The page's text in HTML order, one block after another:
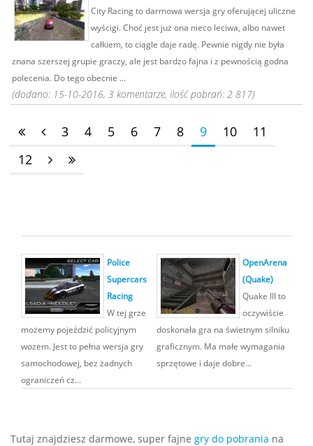
City Racing to darmowa wersja gry oferującej uliczne
wyścigi. Choć jest już ona nieco leciwa, albo nawet
całkiem, to ciągle daje radę. Pewnie nigdy nie była
znana szerszej grupie graczy, ale jest bardzo fajna i z pewnością godna
polecenia. Do tego obecnie ...
(dodano: 15-10-2016, 3 komentarze, ilość pobrań: 2 817)
3 4 5 6 7 8 9 10
11
12
Police
Supercars
Racing
W tej grze
możemy pojeździć policyjnym
wozem. Jest to pełna wersja gry
samochodowej, bez żadnych
ograniczeń cz...
OpenArena
(Quake)
Quake III to
oczywiście
doskonała gra na świetnym silniku
graficznym. Ma małe wymagania
sprzętowe i daje dobre...
Tutaj znajdziesz darmowe, super fajne gry do pobrania na